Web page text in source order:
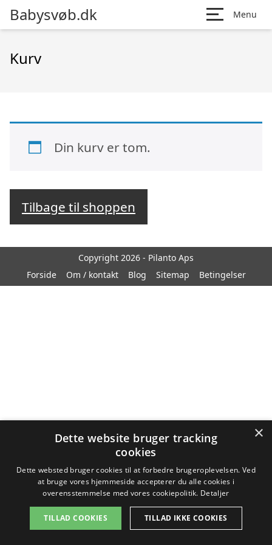
Babysvøb.dk Menu
Kurv
Din kurv er tom.
Tilbage til shoppen
Copyright 2026 - Pilanto Aps
Forside
Om / kontakt Blog Sitemap Betingelser
×
Dette website bruger tracking
cookies
Dette websted bruger cookies til at forbedre brugeroplevelsen. Ved
at bruge vores hjemmeside accepterer du alle cookies i
overensstemmelse med vores cookiepolitik. Detaljer
TILLAD COOKIES TILLAD IKKE COOKIES